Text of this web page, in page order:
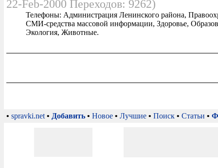
22-Feb-2000 Переходов: 9262)
Телефоны: Администрация Ленинского района,
СМИ-средства массовой информации, Здоровье,
Экология, Животные.
• spravki.net • Добавить • Новое • Лучшие • Поиск • Статьи •